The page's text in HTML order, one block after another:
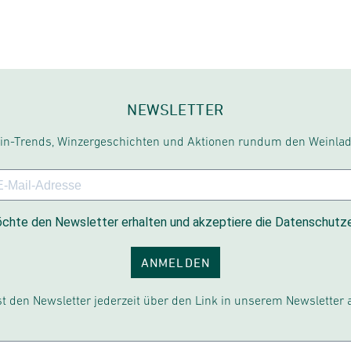
NEWSLETTER
Trends, Winzergeschichten und Aktionen rundum den
den Newsletter erhalten und akzeptiere die
ANMELDEN
den Newsletter jederzeit über den Link in unserem Newsletter